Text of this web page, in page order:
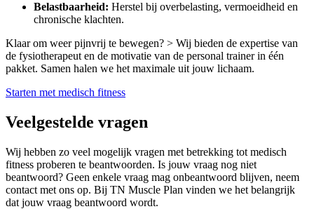
Belastbaarheid: Herstel bij overbelasting, vermoeidheid en
chronische klachten.
Klaar om weer pijnvrij te bewegen? > Wij bieden de expertise van
de fysiotherapeut en de motivatie van de personal trainer in één
pakket. Samen halen we het maximale uit jouw lichaam.
Starten met medisch fitness
Veelgestelde vragen
Wij hebben zo veel mogelijk vragen met betrekking tot medisch
fitness proberen te beantwoorden. Is jouw vraag nog niet
beantwoord? Geen enkele vraag mag onbeantwoord blijven, neem
contact met ons op. Bij TN Muscle Plan vinden we het belangrijk
dat jouw vraag beantwoord wordt.